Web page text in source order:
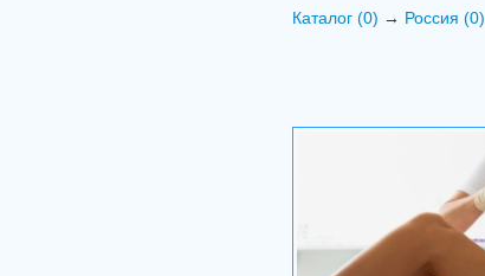
Каталог (0) → Россия (0)